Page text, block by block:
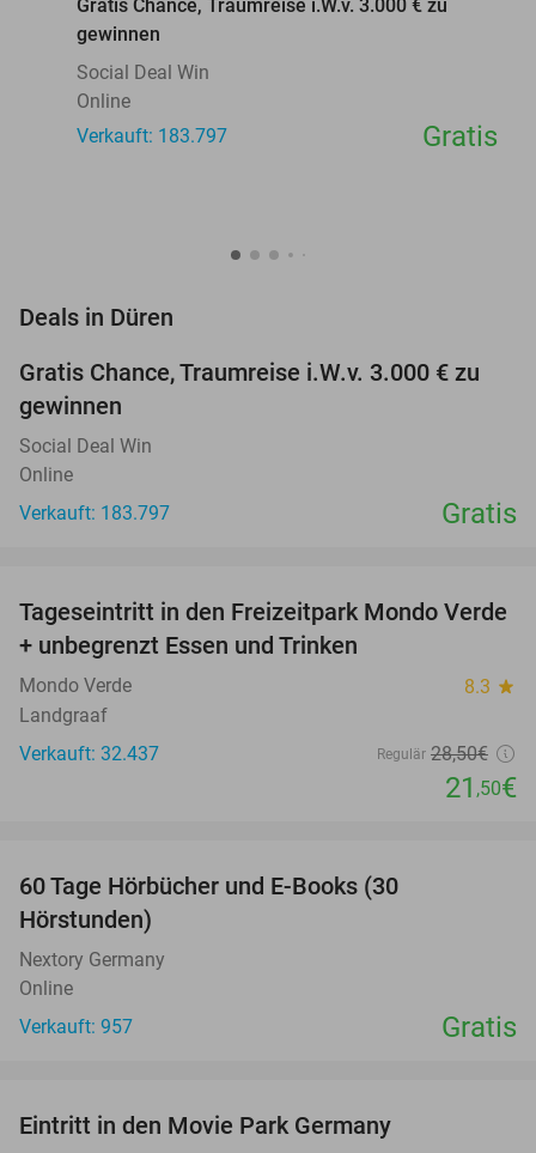
Gratis Chance, Traumreise i.W.v. 3.000 € zu
gewinnen
Social Deal Win
Online
Verkauft: 183.797
Gratis
Deals in Düren
Gratis Chance, Traumreise i.W.v. 3.000 € zu
gewinnen
Social Deal Win
Online
Verkauft: 183.797
Gratis
25%
Tageseintritt in den Freizeitpark Mondo Verde
+ unbegrenzt Essen und Trinken
Mondo Verde 8.3 star
Landgraaf
Verkauft: 32.437
Regulär 28,50€
21 ,50€
60 Tage Hörbücher und E-Books (30
Hörstunden)
Nextory Germany
Online
Verkauft: 957
Gratis
Eintritt in den Movie Park Germany